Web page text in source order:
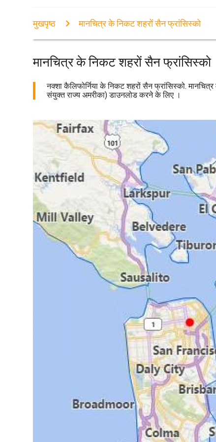
मुखपृष्ठ मानचित्र के निकट शहरों सैन फ्रांसिस्को
मानचित्र के निकट शहरों सैन फ्रांसिस्को
नक्शा कैलिफोर्निया के निकट शहरों सैन फ्रांसिस्को.
संयुक्त राज्य अमरीका) डाउनलोड करने के लिए ।